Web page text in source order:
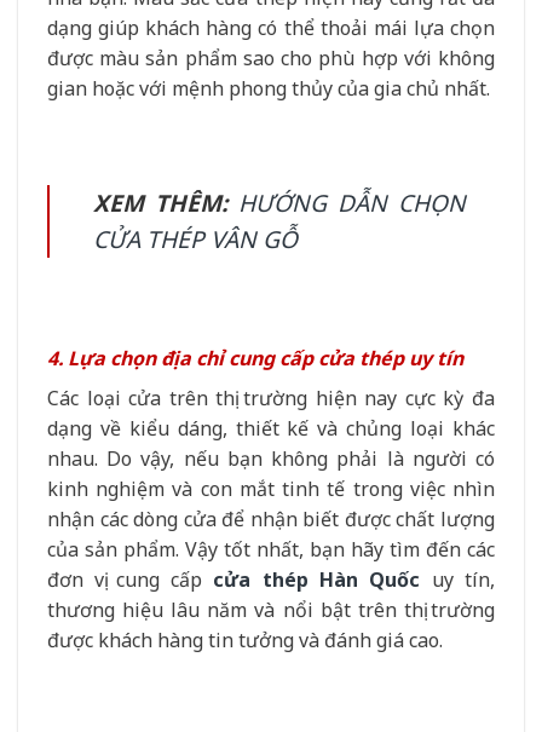
dạng giúp khách hàng có thể thoải mái lựa chọn
được màu sản phẩm sao cho phù hợp với không
gian hoặc với mệnh phong thủy của gia chủ nhất.
XEM THÊM: HƯỚNG DẪN CHỌN
CỬA THÉP VÂN GỖ
4. Lựa chọn địa chỉ cung cấp cửa thép uy tín
Các loại cửa trên thị trường hiện nay cực kỳ đa
dạng về kiểu dáng, thiết kế và chủng loại khác
nhau. Do vậy, nếu bạn không phải là người có
kinh nghiệm và con mắt tinh tế trong việc nhìn
nhận các dòng cửa để nhận biết được chất lượng
của sản phẩm. Vậy tốt nhất, bạn hãy tìm đến các
đơn vị cung cấp cửa thép Hàn Quốc uy tín,
thương hiệu lâu năm và nổi bật trên thị trường
được khách hàng tin tưởng và đánh giá cao.